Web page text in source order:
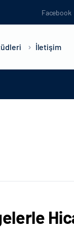
Facebook
İletişim